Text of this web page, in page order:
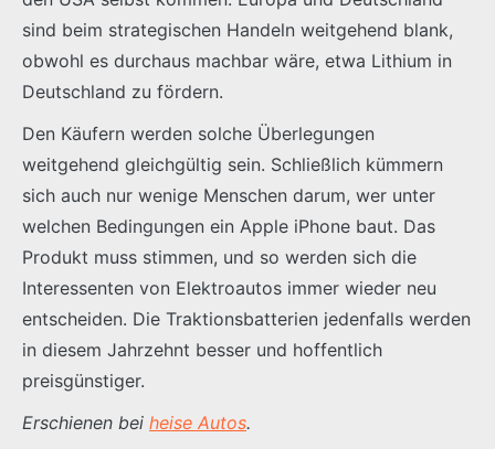
sind beim strategischen Handeln weitgehend blank,
obwohl es durchaus machbar wäre, etwa Lithium in
Deutschland zu fördern.
Den Käufern werden solche Überlegungen
weitgehend gleichgültig sein. Schließlich kümmern
sich auch nur wenige Menschen darum, wer unter
welchen Bedingungen ein Apple iPhone baut. Das
Produkt muss stimmen, und so werden sich die
Interessenten von Elektroautos immer wieder neu
entscheiden. Die Traktionsbatterien jedenfalls werden
in diesem Jahrzehnt besser und hoffentlich
preisgünstiger.
Erschienen bei heise Autos.